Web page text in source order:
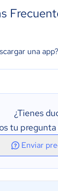
citas
una app?
¿Tienes
tu
Enviar